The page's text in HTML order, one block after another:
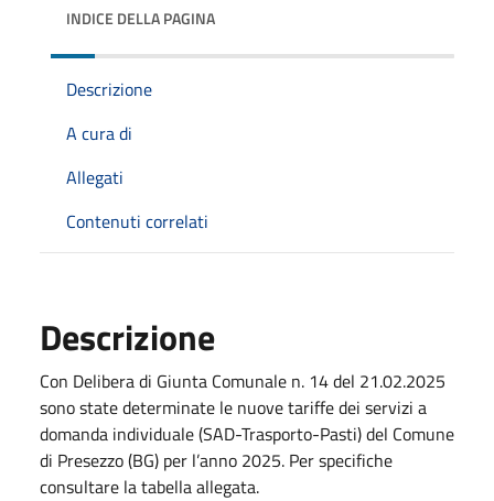
INDICE DELLA PAGINA
Descrizione
A cura di
Allegati
Contenuti correlati
Descrizione
Con Delibera di Giunta Comunale n. 14 del 21.02.2025
sono state determinate le nuove tariffe dei servizi a
domanda individuale (SAD-Trasporto-Pasti) del Comune
di Presezzo (BG) per l’anno 2025. Per specifiche
consultare la tabella allegata.